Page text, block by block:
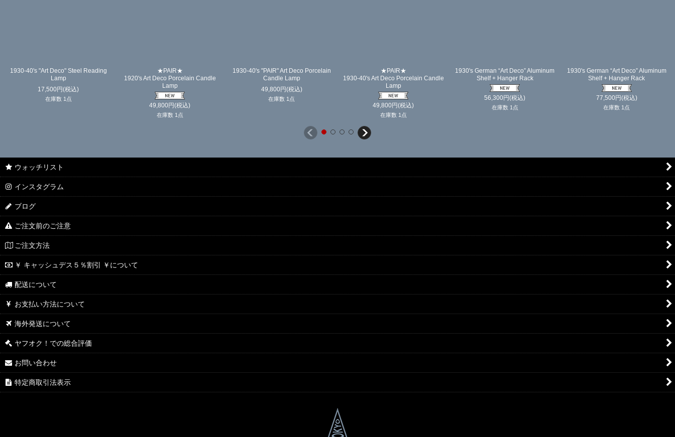
🍀Four-leaf Clover🍀
1930's German Art Deco Umbrella
Stand
1930-40's "Art Deco" 2-way Porcelain
Candle Lamp
25,000円
在庫数 1点
1920-30's Art Deco Bathroom Lamp
★Porcelain ＆ Milk Glass★
39,800円(税込)
1920-30's German-Deco "Cast-Iron"
Toilet Paper Holder
47,500円
在庫数 1点
★Dead-Stock★
1930-40's "German-Deco" Toilet Paper
Holder
16,800円(税込)
1930's Nickel Plated Cast Brass
"Mirror" Candle Lamp【Art Deco】
37,500
円(税込)
在庫数 1点
ウォッチリスト
インスタグラム
ブログ
ご注文前のご注意
ご注文方法
￥ キャッシュデス５％割引 ￥について
配送について
お支払い方法について
海外発送について
ヤフオク！での総合評価
お問い合わせ
特定商取引法表示